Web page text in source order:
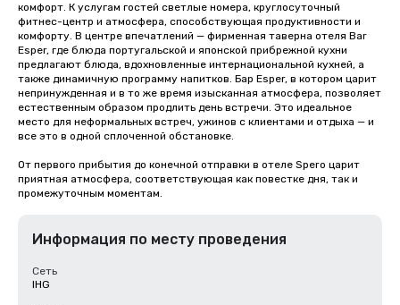
комфорт. К услугам гостей светлые номера, круглосуточный
фитнес-центр и атмосфера, способствующая продуктивности и
комфорту. В центре впечатлений — фирменная таверна отеля Bar
Esper, где блюда португальской и японской прибрежной кухни
предлагают блюда, вдохновленные интернациональной кухней, а
также динамичную программу напитков. Бар Esper, в котором царит
непринужденная и в то же время изысканная атмосфера, позволяет
естественным образом продлить день встречи. Это идеальное
место для неформальных встреч, ужинов с клиентами и отдыха — и
все это в одной сплоченной обстановке.
От первого прибытия до конечной отправки в отеле Spero царит
приятная атмосфера, соответствующая как повестке дня, так и
промежуточным моментам.
Информация по месту проведения
Сеть
IHG